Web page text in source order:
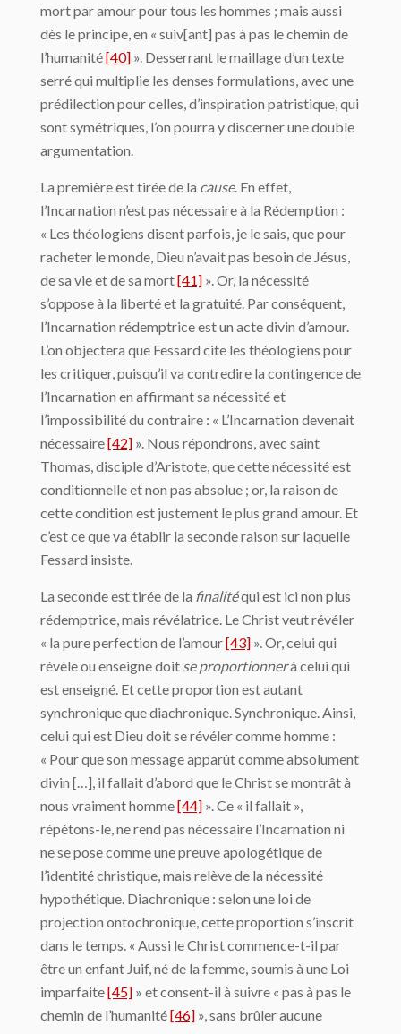
mort par amour pour tous les hommes ; mais aussi
dès le principe, en « suiv[ant] pas à pas le chemin de
l’humanité[40] ». Desserrant le maillage d’un texte
serré qui multiplie les denses formulations, avec une
prédilection pour celles, d’inspiration patristique, qui
sont symétriques, l’on pourra y discerner une double
argumentation.
La première est tirée de la cause. En effet,
l’Incarnation n’est pas nécessaire à la Rédemption :
« Les théologiens disent parfois, je le sais, que pour
racheter le monde, Dieu n’avait pas besoin de Jésus,
de sa vie et de sa mort[41] ». Or, la nécessité
s’oppose à la liberté et la gratuité. Par conséquent,
l’Incarnation rédemptrice est un acte divin d’amour.
L’on objectera que Fessard cite les théologiens pour
les critiquer, puisqu’il va contredire la contingence de
l’Incarnation en affirmant sa nécessité et
l’impossibilité du contraire : « L’Incarnation devenait
nécessaire[42] ». Nous répondrons, avec saint
Thomas, disciple d’Aristote, que cette nécessité est
conditionnelle et non pas absolue ; or, la raison de
cette condition est justement le plus grand amour. Et
c’est ce que va établir la seconde raison sur laquelle
Fessard insiste.
La seconde est tirée de la finalitéqui est ici non plus
rédemptrice, mais révélatrice. Le Christ veut révéler
« la pure perfection de l’amour[43] ». Or, celui qui
révèle ou enseigne doit se proportionnerà celui qui
est enseigné. Et cette proportion est autant
synchronique que diachronique. Synchronique. Ainsi,
celui qui est Dieu doit se révéler comme homme :
« Pour que son message apparût comme absolument
divin […], il fallait d’abord que le Christ se montrât à
nous vraiment homme[44] ». Ce « il fallait »,
répétons-le, ne rend pas nécessaire l’Incarnation ni
ne se pose comme une preuve apologétique de
l’identité christique, mais relève de la nécessité
hypothétique. Diachronique : selon une loi de
projection ontochronique, cette proportion s’inscrit
dans le temps. « Aussi le Christ commence-t-il par
être un enfant Juif, né de la femme, soumis à une Loi
imparfaite[45] » et consent-il à suivre « pas à pas le
chemin de l’humanité[46] », sans brûler aucune